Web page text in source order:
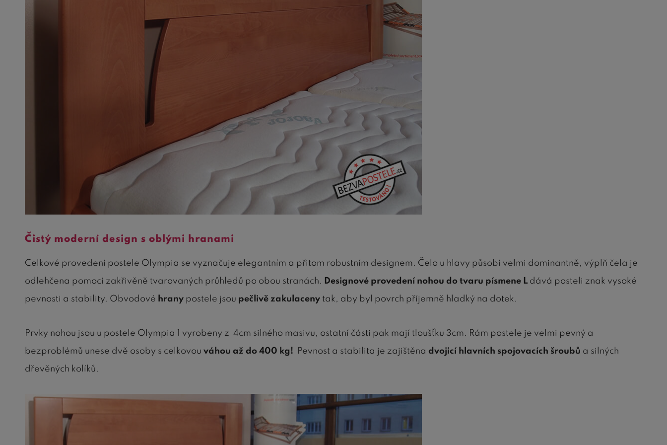
Čistý moderní design s oblými hranami
Celkové provedení postele Olympia se vyznačuje elegantním a přitom robustním designem. Čelo u hlavy působí velmi dominantně, výplň čela je
odlehčena pomocí zakřivěně tvarovaných průhledů po obou stranách. Designové provedení nohou do tvaru písmene L dává posteli znak vysoké
pevnosti a stability. Obvodové hrany postele jsou pečlivě zakulaceny tak, aby byl povrch příjemně hladký na dotek.
Prvky nohou jsou u postele Olympia 1 vyrobeny z 4cm silného masivu, ostatní části pak mají tloušťku 3cm. Rám postele je velmi pevný a
bezproblémů unese dvě osoby s celkovou váhou až do 400 kg! Pevnost a stabilita je zajištěna dvojicí hlavních spojovacích šroubů a silných
dřevěných kolíků.